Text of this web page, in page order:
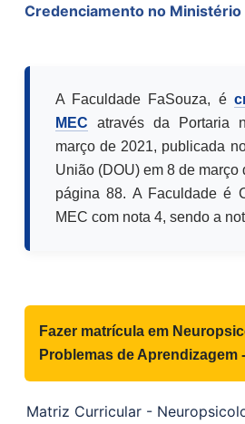
Credenciamento no Ministério
A Faculdade FaSouza, é
MEC através da Portaria
março de 2021, publicada
União (DOU) em 8 de março
página 88. A Faculdade é
MEC com nota 4, sendo a
Fazer matrícula em
Problemas de Aprendizagem
Matriz Curricular -